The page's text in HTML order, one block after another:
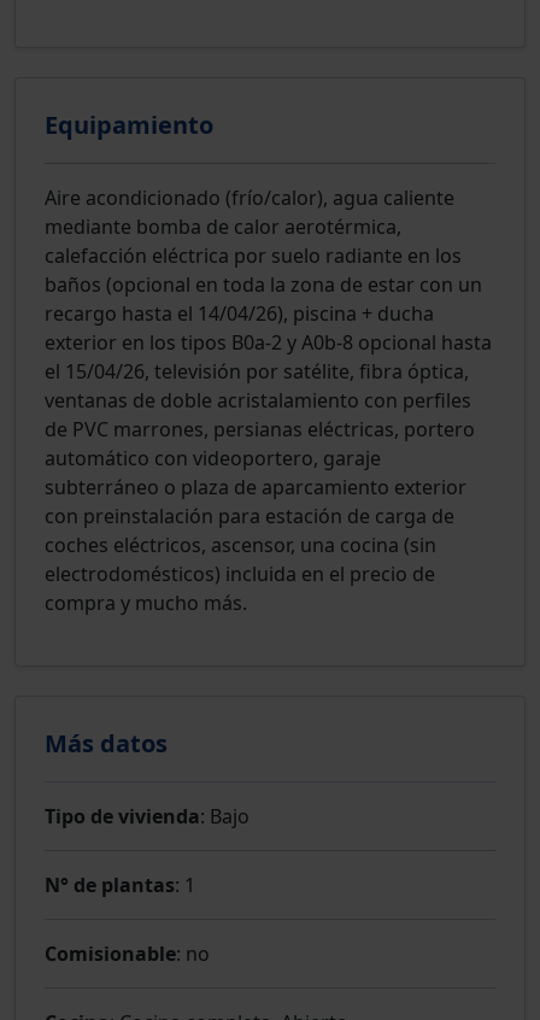
Equipamiento
Aire acondicionado (frío/calor), agua caliente
mediante bomba de calor aerotérmica,
calefacción eléctrica por suelo radiante en los
baños (opcional en toda la zona de estar con un
recargo hasta el 14/04/26), piscina + ducha
exterior en los tipos B0a-2 y A0b-8 opcional hasta
el 15/04/26, televisión por satélite, fibra óptica,
ventanas de doble acristalamiento con perfiles
de PVC marrones, persianas eléctricas, portero
automático con videoportero, garaje
subterráneo o plaza de aparcamiento exterior
con preinstalación para estación de carga de
coches eléctricos, ascensor, una cocina (sin
electrodomésticos) incluida en el precio de
compra y mucho más.
Más datos
Tipo de vivienda: Bajo
N° de plantas: 1
Comisionable: no